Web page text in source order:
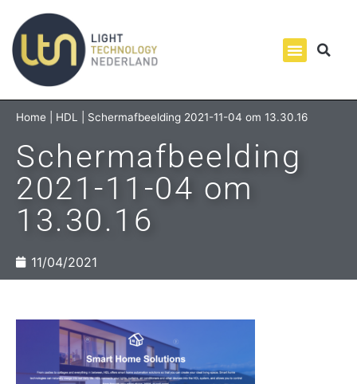
Home HDL Schermafbeelding 2021-11-04 om 13.30.16
Schermafbeelding
2021-11-04 om
13.30.16
11/04/2021